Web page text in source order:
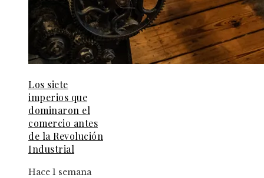
Los siete
imperios que
dominaron el
comercio antes
de la Revolución
Industrial
Hace 1 semana